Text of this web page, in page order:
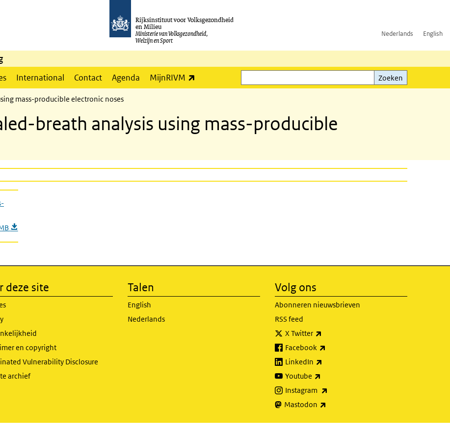
Rijksinstituut voor Volksgezondheid
en Milieu
Ministerie van Volksgezondheid,
Welzijn en Sport
Nederlands English
International Contact Agenda MijnRIVM
Zoeken
Zoeken
mass-producible electronic noses
breath analysis using mass-producible
deze site
en copyright
Vulnerability Disclosure
archief
Talen
English
Nederlands
Volg ons
Abonneren nieuwsbrieven
RSS feed
X Twitter
Facebook
LinkedIn
Youtube
Instagram
Mastodon